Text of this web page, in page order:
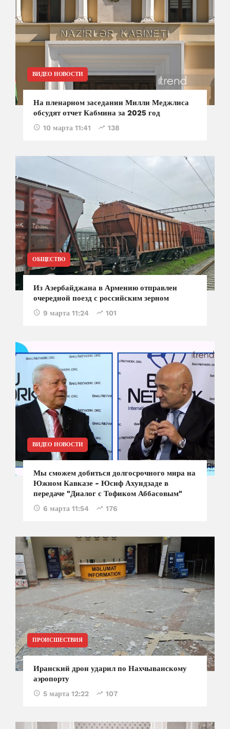
ВИДЕО НОВОСТИ
На пленарном заседании Милли Меджлиса
обсудят отчет Кабмина за 2025 год
10 марта 11:41 138
ОБЩЕСТВО
Из Азербайджана в Армению отправлен
очередной поезд с российским зерном
9 марта 11:24 101
ВИДЕО НОВОСТИ
Мы сможем добиться долгосрочного мира на
Южном Кавказе - Юсиф Ахундзаде в
передаче "Диалог с Тофиком Аббасовым"
6 марта 11:54 176
ПРОИСШЕСТВИЯ
Иранский дрон ударил по Нахчыванскому
аэропорту
5 марта 12:22 107